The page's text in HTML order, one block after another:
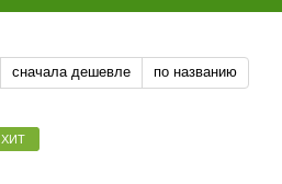
сначала дешевле по названию
ХИТ